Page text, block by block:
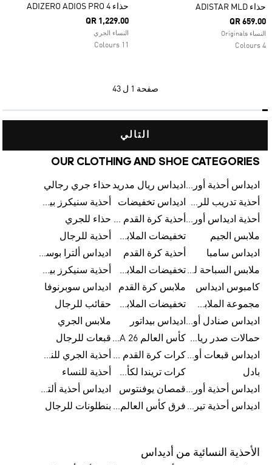
حذاء ADISTAR MLD
QR 659.00
النساء Originals
4 Colours
حذاء ADIZERO ADIOS PRO 4
QR 1,229.00
النساء الجري
11 Colours
صفحة 1 ل 43
التالي
OUR CLOTHING AND SHOE CATEGORIES
اديداس أحذية أورجينالز اديداس ريال مدريد حذاء جري رجالي
أحذية تدريب للرجال
اديداس تخفيضات
أحذية سنيكرز بيضاء للرجال
أحذية اديداس أورجينال للنساء
أحذية كرة القدم للرجال حذاء للجري
ملابس الجيم
تخفيضات الملابس للأطفال
أحذية للرجال
اديداس سامبا
أحذية كرة القدم
اديداس ألترا بوست
ملابس السباحة للرجال
تخفيضات الملابس الرياضية
أحذية سنيكرز بيضاء للرجال
كامبوس اديداس
ملابس كرة القدم
اديداس سوبرنوفا
مجموعة الملابس الرياضية
تخفيضات الملابس للرجال
حقائب للرجال
اديداس صنادل أورجينال للنساء اديداس بيداتور
ملابس الجري
حمالات صدر رياضية
كأس العالم FIFA 26™ قبعات للرجال
اديداس قبعات أورجينال للرجال
كرات كرة القدم للرجال
أحذية الجري للنساء
بادل
كرات تريندا لكأس العالم FIFA 26™
أحذية للنساء
اديداس أحذية أورجينال للرجالقمصان يوفنتوس
اديداس أحذية ألترا بوست للرجال
اديداس أحذية تيريكس
فرق كأس العالم FIFA 26™ بنطلونات للرجال
الأحذية النسائية من أديداس